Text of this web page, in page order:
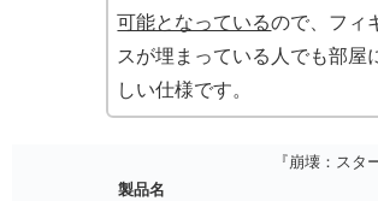
可能となっているので、フィ
スが埋まっている人でも部屋
しい仕様です。
製品名
『崩壊：スタ